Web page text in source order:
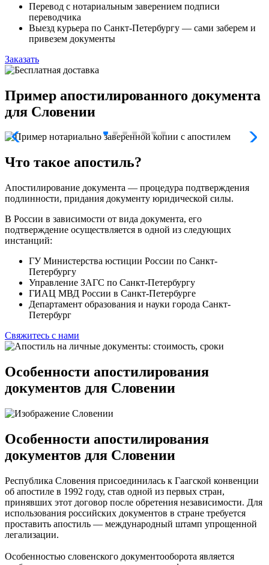
Перевод с нотариальным заверением подписи
переводчика
Выезд курьера по Санкт-Петербургу — сами заберем и
привезем документы
Заказать
Пример апостилированного документа
для Словении
Что такое апостиль?
Апостилирование документа — процедура подтверждения
подлинности, придания документу юридической силы.
В России в зависимости от вида документа, его
подтверждение осуществляется в одной из следующих
инстанций:
ГУ Министерства юстиции России по Санкт-
Петербургу
Управление ЗАГС по Санкт-Петербургу
ГИАЦ МВД России в Санкт-Петербурге
Департамент образования и науки города Санкт-
Петербург
Свяжитесь с нами
Особенности апостилирования
документов для Словении
Особенности апостилирования
документов для Словении
Республика Словения присоединилась к Гаагской конвенции
об апостиле в 1992 году, став одной из первых стран,
принявших этот договор после обретения независимости. Для
использования российских документов в стране требуется
проставить апостиль — международный штамп упрощенной
легализации.
Особенностью словенского документооборота является